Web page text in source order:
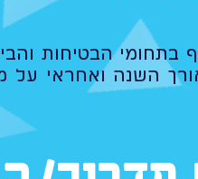
בתחומי הבטיחות
השנה ואחראי על